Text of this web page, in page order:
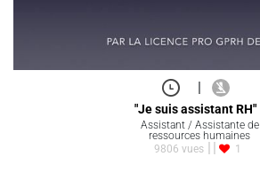
|
"Je suis assistant RH"
Assistant / Assistante de
ressources humaines
9806 vues
1